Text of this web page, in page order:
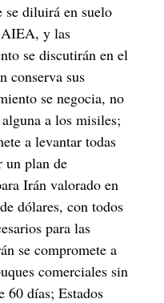
se diluirá en suelo
y las
se discutirán en el
conserva sus
se negocia, no
a los misiles;
a levantar todas
un plan de
Irán valorado en
dólares, con todos
para las
se compromete a
comerciales sin
60 días; Estados